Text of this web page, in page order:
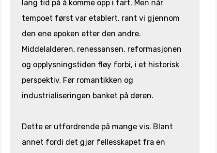
lang tid på å komme opp i fart. Men når
tempoet først var etablert, rant vi gjennom
den ene epoken etter den andre.
Middelalderen, renessansen, reformasjonen
og opplysningstiden fløy forbi, i et historisk
perspektiv. Før romantikken og
industrialiseringen banket på døren.
Dette er utfordrende på mange vis. Blant
annet fordi det gjør fellesskapet fra en